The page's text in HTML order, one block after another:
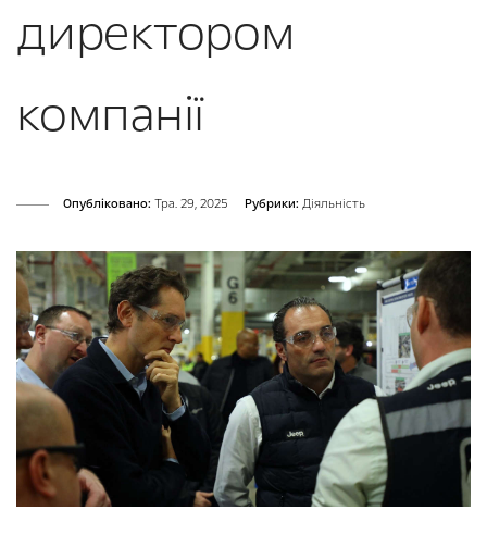
директором
компанії
Опубліковано: Тра. 29, 2025 Рубрики: Діяльність